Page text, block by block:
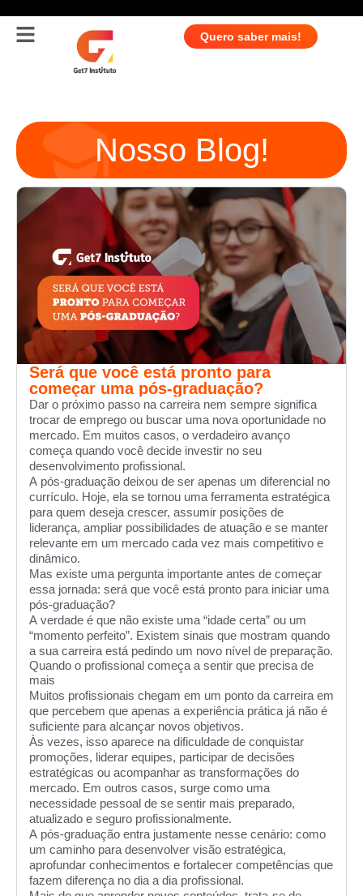
Quero saber mais!
Nosso Blog!
Será que você está pronto para
começar uma pós-graduação?
Dar o próximo passo na carreira nem sempre significa
trocar de emprego ou buscar uma nova oportunidade no
mercado. Em muitos casos, o verdadeiro avanço
começa quando você decide investir no seu
desenvolvimento profissional.
A pós-graduação deixou de ser apenas um diferencial no
currículo. Hoje, ela se tornou uma ferramenta estratégica
para quem deseja crescer, assumir posições de
liderança, ampliar possibilidades de atuação e se manter
relevante em um mercado cada vez mais competitivo e
dinâmico.
Mas existe uma pergunta importante antes de começar
essa jornada: será que você está pronto para iniciar uma
pós-graduação?
A verdade é que não existe uma “idade certa” ou um
“momento perfeito”. Existem sinais que mostram quando
a sua carreira está pedindo um novo nível de preparação.
Quando o profissional começa a sentir que precisa de
mais
Muitos profissionais chegam em um ponto da carreira em
que percebem que apenas a experiência prática já não é
suficiente para alcançar novos objetivos.
Às vezes, isso aparece na dificuldade de conquistar
promoções, liderar equipes, participar de decisões
estratégicas ou acompanhar as transformações do
mercado. Em outros casos, surge como uma
necessidade pessoal de se sentir mais preparado,
atualizado e seguro profissionalmente.
A pós-graduação entra justamente nesse cenário: como
um caminho para desenvolver visão estratégica,
aprofundar conhecimentos e fortalecer competências que
fazem diferença no dia a dia profissional.